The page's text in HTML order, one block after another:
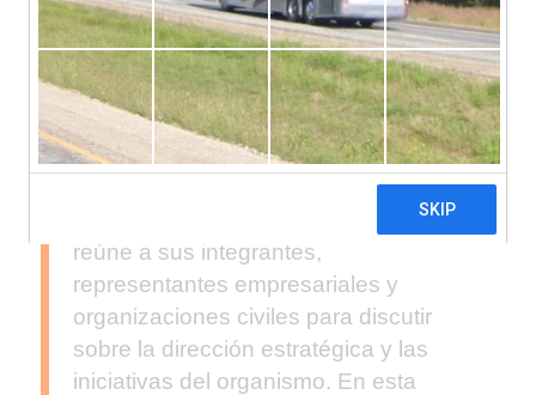
Del 25 al 26 de septiembre pasados,
en Sharm El Sheikh, Egipto, se llevó
adelante la octava Asamblea Anual del
Banco Asiatico de Inversión en
reúne a sus integrantes,
representantes empresariales y
organizaciones civiles para discutir
sobre la dirección estratégica y las
iniciativas del organismo. En esta